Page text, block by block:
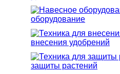
оборудование
внесения удобрений
защиты растений